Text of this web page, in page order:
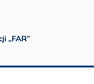
„FAR”